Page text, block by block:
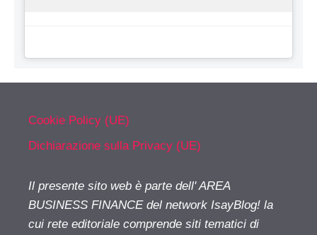
Cookie Policy (UE)
Dichiarazione sulla Privacy (UE)
Il presente sito web è parte dell' AREA
BUSINESS FINANCE del network IsayBlog! la
cui rete editoriale comprende siti tematici di